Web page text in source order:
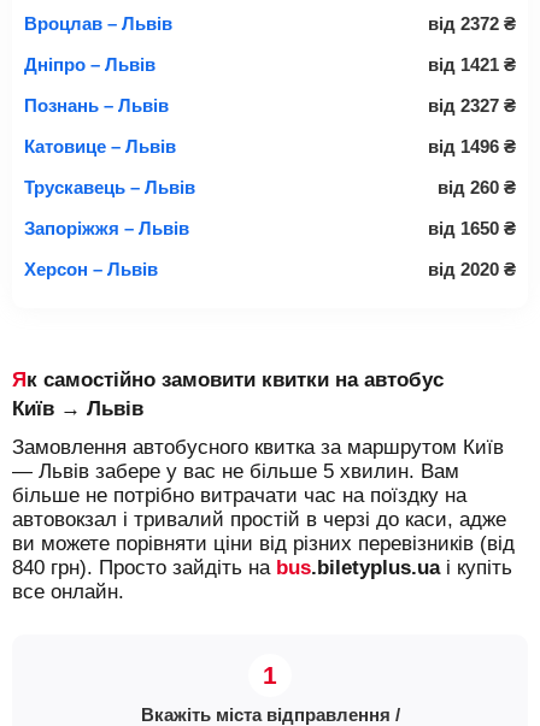
Вроцлав – Львів
від 2372 ₴
Дніпро – Львів
від 1421 ₴
Познань – Львів
від 2327 ₴
Катовице – Львів
від 1496 ₴
Трускавець – Львів
від 260 ₴
Запоріжжя – Львів
від 1650 ₴
Херсон – Львів
від 2020 ₴
Як самостійно замовити квитки на автобус
Київ → Львів
Замовлення автобусного квитка за маршрутом Київ
— Львів забере у вас не більше 5 хвилин. Вам
більше не потрібно витрачати час на поїздку на
автовокзал і тривалий простій в черзі до каси, адже
ви можете порівняти ціни від різних перевізників (від
840 грн). Просто зайдіть на bus.biletyplus.uaі купіть
все онлайн.
Вкажіть міста відправлення /